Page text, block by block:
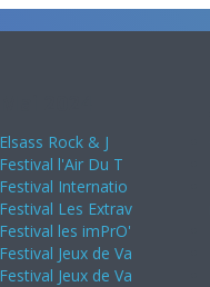
Elsass Rock & J
Festival l'Air Du T
Festival Internatio
Festival Les Extrav
Festival les imPrO'
Festival Jeux de Va
Festival Jeux de Va